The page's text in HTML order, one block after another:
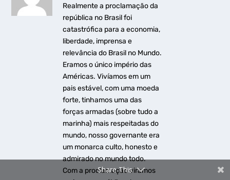
Realmente a proclamação da
república no Brasil foi
catastrófica para a economia,
liberdade, imprensa e
relevância do Brasil no Mundo.
Eramos o único império das
Américas. Vivíamos em um
pais estável, com uma moeda
forte, tinhamos uma das
forças armadas (sobre tudo a
marinha) mais respeitadas do
mundo, nosso governante era
um monarca culto, honesto e
admirado no mundo todo.
Com a proclamação viramos
Share This